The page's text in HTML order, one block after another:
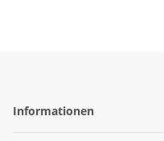
Informationen